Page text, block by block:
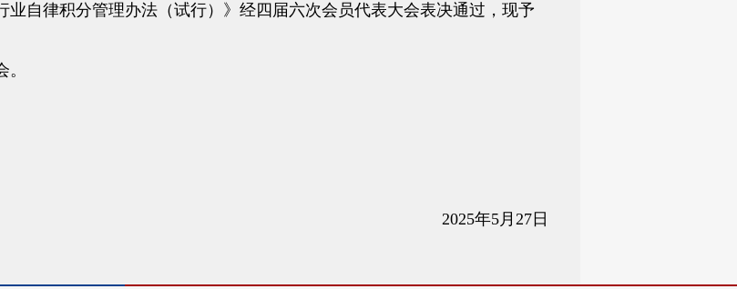
自律积分管理办法（试行）》经四届六次会员代表大会表决通过，现予
2025年5月27日